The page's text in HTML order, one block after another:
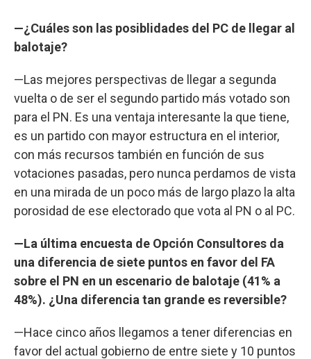
—¿Cuáles son las posiblidades del PC de llegar al
balotaje?
—Las mejores perspectivas de llegar a segunda
vuelta o de ser el segundo partido más votado son
para el PN. Es una ventaja interesante la que tiene,
es un partido con mayor estructura en el interior,
con más recursos también en función de sus
votaciones pasadas, pero nunca perdamos de vista
en una mirada de un poco más de largo plazo la alta
porosidad de ese electorado que vota al PN o al PC.
—La última encuesta de Opción Consultores da
una diferencia de siete puntos en favor del FA
sobre el PN en un escenario de balotaje (41% a
48%). ¿Una diferencia tan grande es reversible?
—Hace cinco años llegamos a tener diferencias en
favor del actual gobierno de entre siete y 10 puntos